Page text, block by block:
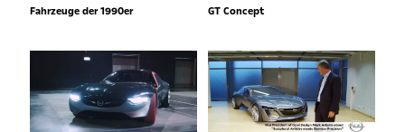
Fahrzeuge der 1990er GT Concept